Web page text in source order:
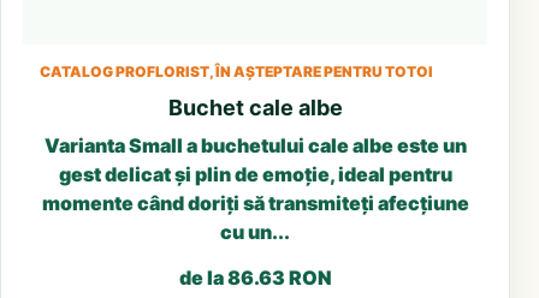
CATALOG PROFLORIST, ÎN AȘTEPTARE PENTRU TOTOI
Buchet cale albe
Varianta Small a buchetului cale albe este un
gest delicat și plin de emoție, ideal pentru
momente când doriți să transmiteți afecțiune
cu un...
de la 86.63 RON